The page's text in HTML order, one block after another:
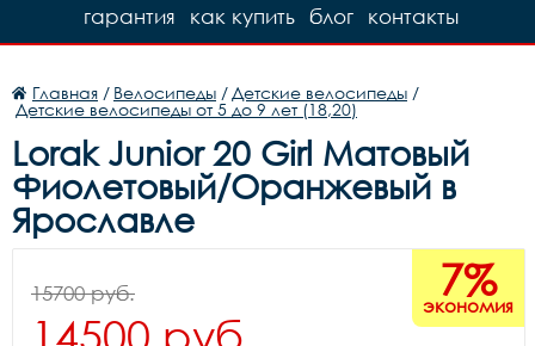
контакты
блог
как купить
гарантия
Главная / Велосипеды / Детские велосипеды /
Детские велосипеды от 5 до 9 лет (18,20)
Lorak Junior 20 Girl Матовый
Фиолетовый/Оранжевый в
Ярославле
7%
экономия
15700 руб.
14500 руб.